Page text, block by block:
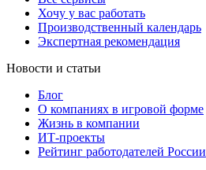
Хочу у вас работать
Производственный календарь
Экспертная рекомендация
Новости и статьи
Блог
О компаниях в игровой форме
Жизнь в компании
ИТ-проекты
Рейтинг работодателей России